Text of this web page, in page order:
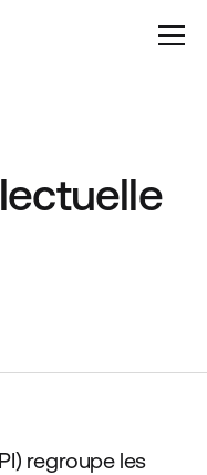
regroupe les